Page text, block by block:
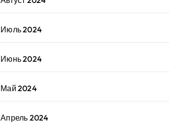
Июль 2024
Июнь 2024
Май 2024
Апрель 2024